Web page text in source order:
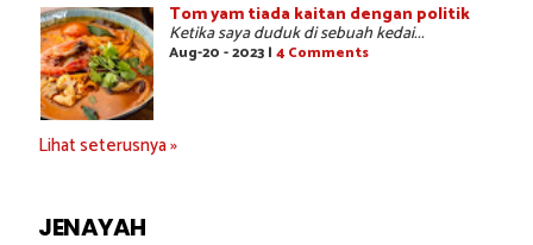
Tom yam tiada kaitan dengan politik
Ketika saya duduk di sebuah kedai...
Aug-20 - 2023 | 4 Comments
Lihat seterusnya »
JENAYAH